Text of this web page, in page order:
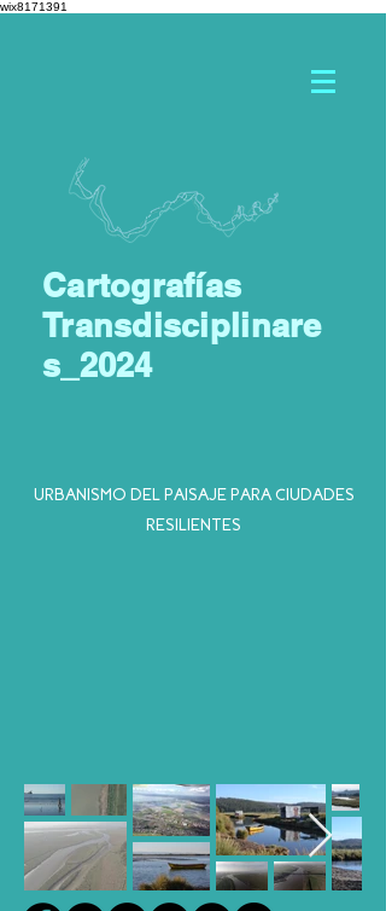
wix8171391
Cartografías
Transdisciplinare
s_2024
URBANISMO DEL PAISAJE PARA CIUDADES
RESILIENTES